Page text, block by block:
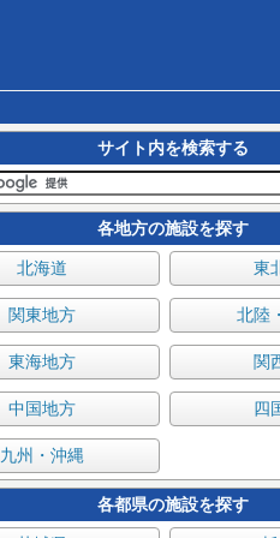
サイト内を検索する
各地方の施設を探す
北海道 東
関東地方 北陸
東海地方 関
中国地方 四
九州・沖縄
各都県の施設を探す